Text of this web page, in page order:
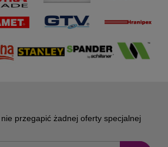
przegapić żadnej oferty specjalnej